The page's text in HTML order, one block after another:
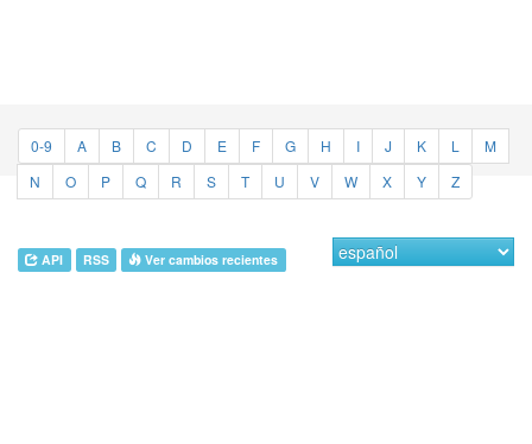
0-9 A B C D E F G H I J K L
M
N
O P Q R S T U V W X Y Z
API RSS Ver cambios recientes